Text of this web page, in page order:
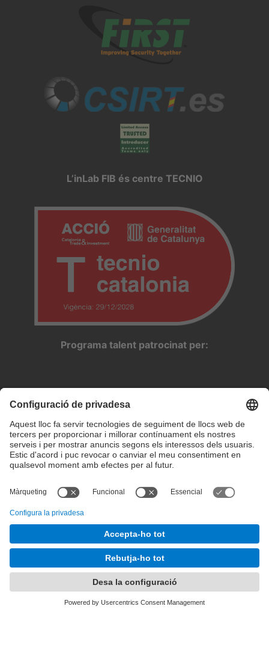
L’inLab FIB és centre TECNIO
Programa talent patrocinat per:
Configuració de privadesa
Condicions d’ús